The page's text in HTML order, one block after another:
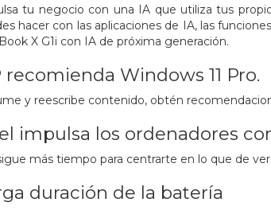
tu negocio con una IA que utiliza tus
hacer con las aplicaciones de IA, las
X G1i con IA de próxima generación.
recomienda Windows 11 Pro.
y reescribe contenido, obtén
impulsa los ordenadores
más tiempo para centrarte en lo que de
duración de la batería